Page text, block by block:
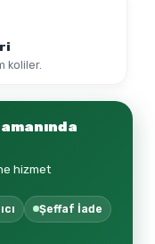
koliler.
hizmet
Şeffaf İade